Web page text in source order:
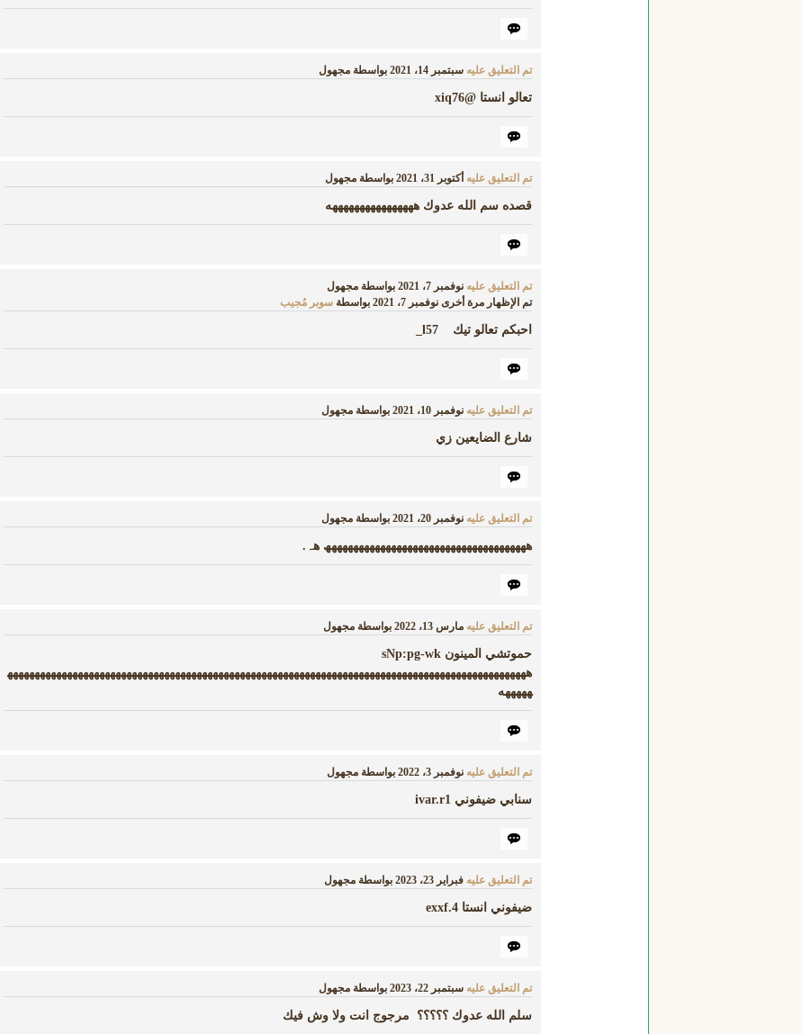
تم التعليق عليه سبتمبر 14، 2021 بواسطة مجهول
تعالو انستا @xiq76
تم التعليق عليه أكتوبر 31، 2021 بواسطة مجهول
قصده سم الله عدوك ههههههههههههههههه
تم التعليق عليه نوفمبر 7، 2021 بواسطة مجهول
تم الإظهار مرة أخرى نوفمبر 7، 2021 بواسطة سوبر مُجيب
احبكم تعالو تيك l57_
تم التعليق عليه نوفمبر 10، 2021 بواسطة مجهول
شارع الضايعين زي
تم التعليق عليه نوفمبر 20، 2021 بواسطة مجهول
ھھھھھھھھھھھھھھھھھھھھھھھھھھھھھھھھھھھھھھ هہ.
تم التعليق عليه مارس 13، 2022 بواسطة مجهول
حموتشي المينون sNp:pg-wk
ههههههههههههههههههههههههههههههههههههههههههههههههههههههههههههههههههههههههههههههههههههههههههههههههه
هههههه
تم التعليق عليه نوفمبر 3، 2022 بواسطة مجهول
سنابي ضيفوني ivar.r1
تم التعليق عليه فبراير 23، 2023 بواسطة مجهول
ضيفوني انستا exxf.4
تم التعليق عليه سبتمبر 22، 2023 بواسطة مجهول
سلم الله عدوك ؟؟؟؟؟ مرجوج انت ولا وش فيك